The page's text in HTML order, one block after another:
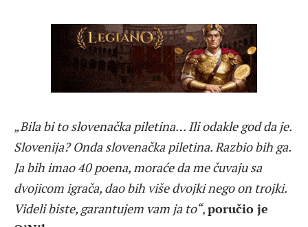
„Bila bi to slovenačka piletina… Ili odakle god da je.
Slovenija? Onda slovenačka piletina. Razbio bih ga.
Ja bih imao 40 poena, moraće da me čuvaju sa
dvojicom igrača, dao bih više dvojki nego on trojki.
Videli biste, garantujem vam ja to“,poručio je